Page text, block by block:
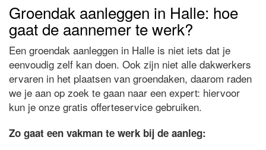
Groendak aanleggen in Halle: hoe
gaat de aannemer te werk?
Een groendak aanleggen in Halle is niet iets dat je
eenvoudig zelf kan doen. Ook zijn niet alle dakwerkers
ervaren in het plaatsen van groendaken, daarom raden
we je aan op zoek te gaan naar een expert: hiervoor
kun je onze gratis offerteservice gebruiken.
Zo gaat een vakman te werk bij de aanleg: